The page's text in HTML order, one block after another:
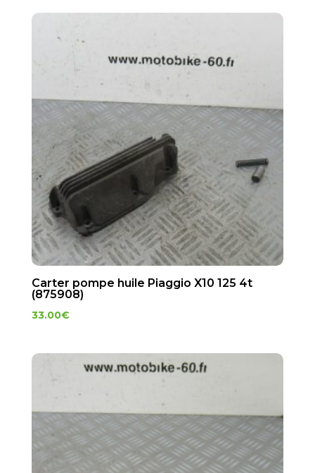
Carter pompe huile Piaggio X10 125 4t
(875908)
33.00€